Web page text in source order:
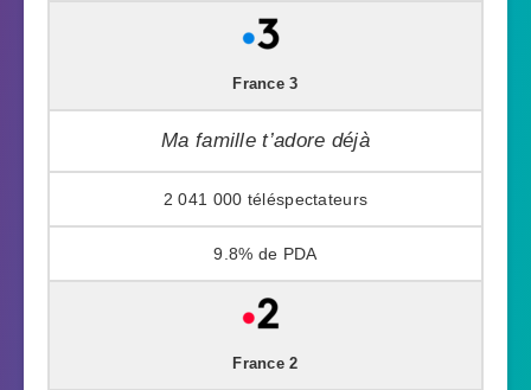
France 3
Ma famille t’adore déjà
2 041 000
9.8%
France 2